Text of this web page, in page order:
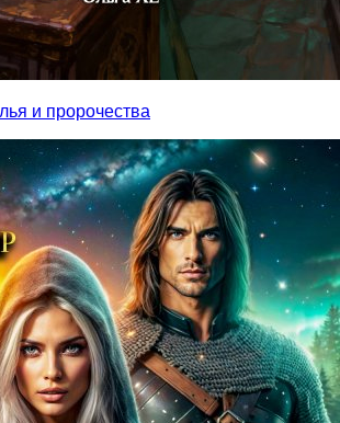
и пророчества